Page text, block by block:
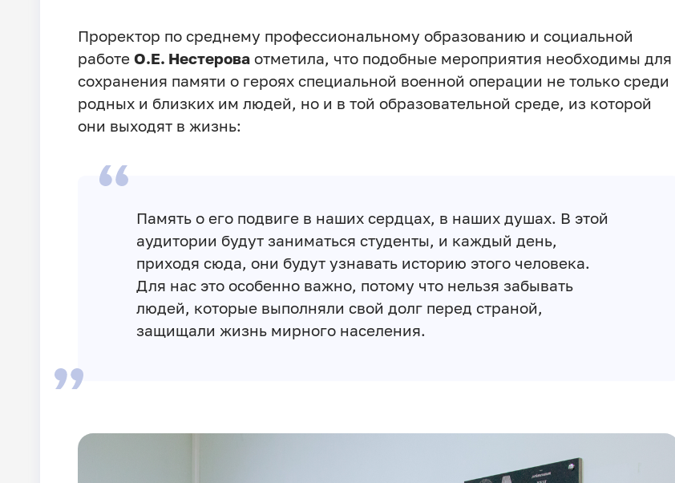
Проректор по среднему профессиональному образованию и социальной
работе О.Е. Нестероваотметила, что подобные мероприятия необходимы для
сохранения памяти о героях специальной военной операции не только среди
родных и близких им людей, но и в той образовательной среде, из которой
они выходят в жизнь:
Память о его подвиге в наших сердцах, в наших душах. В этой
аудитории будут заниматься студенты, и каждый день,
приходя сюда, они будут узнавать историю этого человека.
Для нас это особенно важно, потому что нельзя забывать
людей, которые выполняли свой долг перед страной,
защищали жизнь мирного населения.